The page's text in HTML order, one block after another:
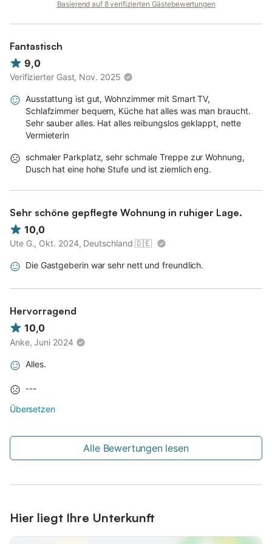
Ein Wäschepaket kann für 12,-- € pro Person dazugebucht
Handtücher, 1 Badematte, Geschirrtuch und Spültabs. Bitte
melden Sie dies vorab beim Gastgeber an. WLAN und ein PKW-
Stellplatz am Haus werden kostenfrei zur Verfügung gestellt.
Außerdem gibt es draußen 4 Fahrradständer. Haustiere sind
leider nicht gestattet.
Basierend auf 8 verifizierten Gästebewertungen
Fantastisch
9,0
Verifizierter Gast, Nov. 2025
Ausstattung ist gut, Wohnzimmer mit Smart TV,
Schlafzimmer bequem, Küche hat alles was man braucht.
Sehr sauber alles. Hat alles reibungslos geklappt, nette
Vermieterin
schmaler Parkplatz, sehr schmale Treppe zur Wohnung,
Dusch hat eine hohe Stufe und ist ziemlich eng.
Sehr schöne gepflegte Wohnung in ruhiger Lage.
10,0
Ute G., Okt. 2024, Deutschland 🇩🇪
Die Gastgeberin war sehr nett und freundlich.
Hervorragend
10,0
Anke, Juni 2024
Alles.
---
Übersetzen
Alle Bewertungen lesen
Hier liegt Ihre Unterkunft